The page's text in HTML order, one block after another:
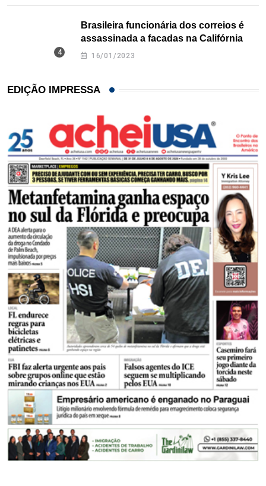
Brasileira funcionária dos correios é
assassinada a facadas na Califórnia
16/01/2023
EDIÇÃO IMPRESSA